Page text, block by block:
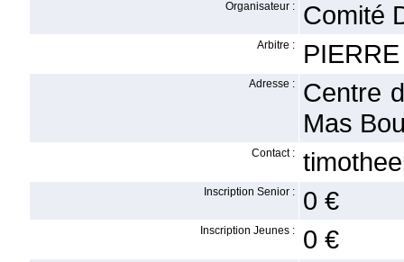
Organisateur : Comité
Arbitre :
Adresse :
Centre
Mas
Contact :
Inscription Senior : 0 €
Inscription Jeunes : 0 €